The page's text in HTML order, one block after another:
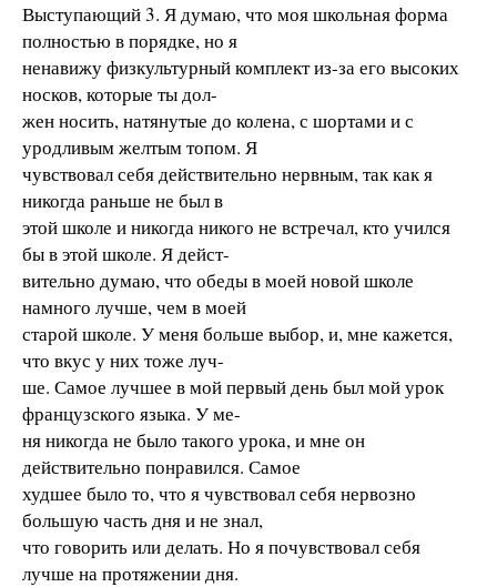
Выступающий 3. Я думаю, что моя школьная форма
полностью в порядке, но я
ненавижу физкультурный комплект из-за его высоких
носков, которые ты дол-
жен носить, натянутые до колена, с шортами и с
уродливым желтым топом. Я
чувствовал себя действительно нервным, так как я
никогда раньше не был в
этой школе и никогда никого не встречал, кто учился
бы в этой школе. Я дейст-
вительно думаю, что обеды в моей новой школе
намного лучше, чем в моей
старой школе. У меня больше выбор, и, мне кажется,
что вкус у них тоже луч-
ше. Самое лучшее в мой первый день был мой урок
французского языка. У ме-
ня никогда не было такого урока, и мне он
действительно понравился. Самое
худшее было то, что я чувствовал себя нервозно
большую часть дня и не знал,
что говорить или делать. Но я почувствовал себя
лучше на протяжении дня.